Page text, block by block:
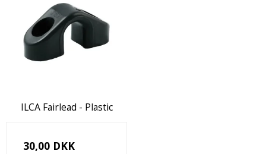
ILCA Fairlead - Plastic
30,00 DKK